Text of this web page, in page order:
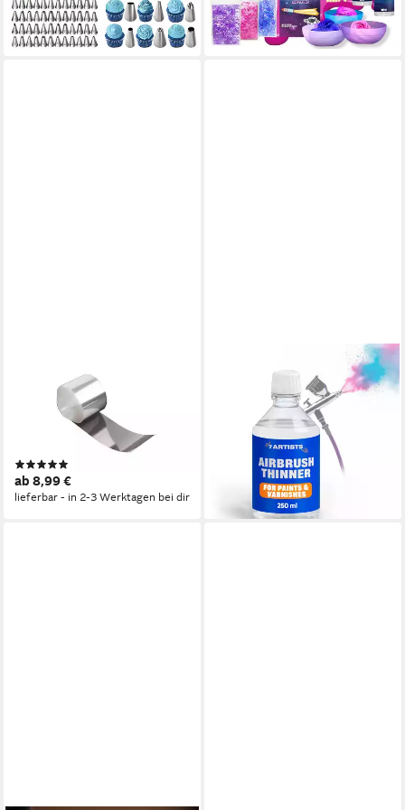
-28%
lieferbar - in 3-4 Werktagen bei dir
Tortenwerkzeug -
Tortenrandfolie,
Wiederverwendbare Folie für
Glatte Tortenränder
ab 8,99 €
lieferbar - in 2-3 Werktagen bei dir
Acrylfarbe 7 Artists Airbrush
Verdünner Acrylfarben -
Airbrush Thinner
ab 9,95 €
lieferbar - in 4-5 Werktagen bei dir